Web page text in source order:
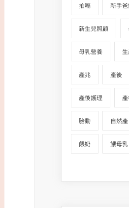
拍嗝 新手
新生兒照顧
母乳營養
產兆 產後
產後護理
胎動 自然產
餵奶 餵母乳